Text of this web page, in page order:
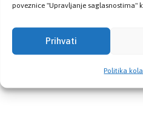
poveznice "Upravljanje saglasnostima"
Prihvati
Politika